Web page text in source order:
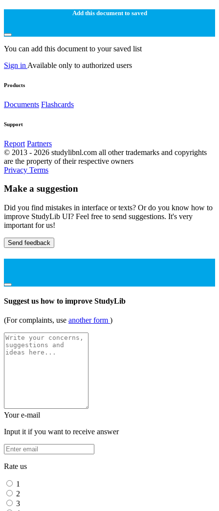
Add this document to saved
You can add this document to your saved list
Sign in Available only to authorized users
Products
Documents Flashcards
Support
Report Partners
© 2013 - 2026 studylibnl.com all other trademarks and copyrights
are the property of their respective owners
Privacy Terms
Make a suggestion
Did you find mistakes in interface or texts? Or do you know how to
improve StudyLib UI? Feel free to send suggestions. It's very
important for us!
Send feedback
Suggest us how to improve StudyLib
(For complaints, use another form )
Your e-mail
Input it if you want to receive answer
Rate us
1
2
3